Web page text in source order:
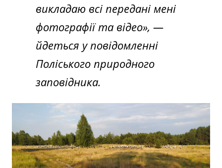
викладаю всі передані мені
фотографії та відео», —
йдеться у повідомленні
Поліського природного
заповідника.